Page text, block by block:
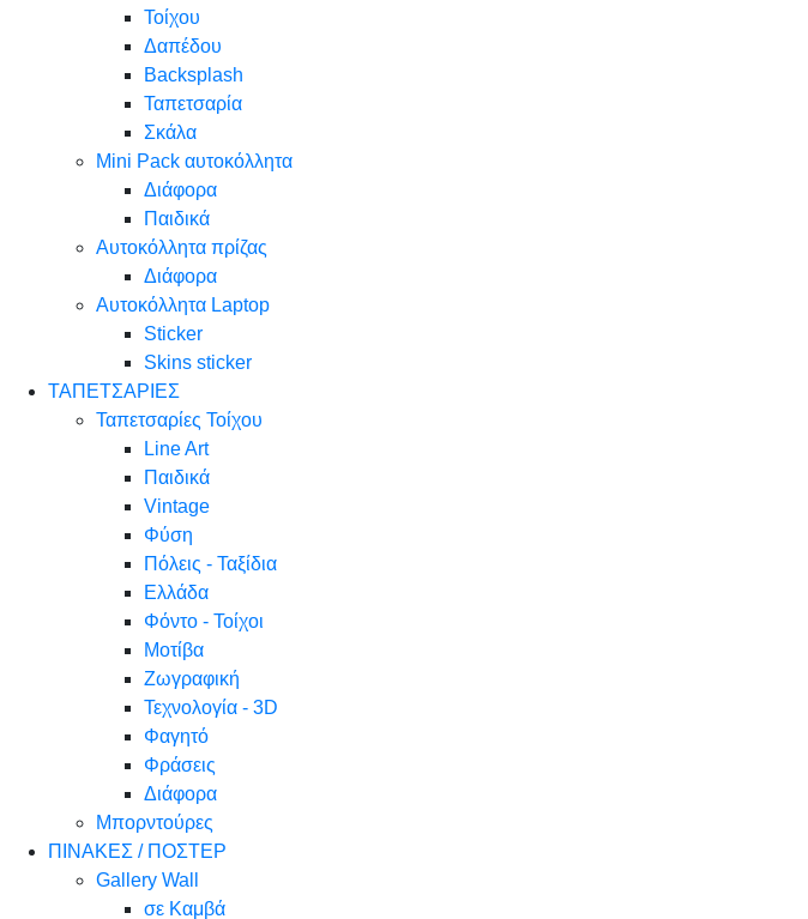
Τοίχου
Δαπέδου
Backsplash
Ταπετσαρία
Σκάλα
Mini Pack αυτοκόλλητα
Διάφορα
Παιδικά
Αυτοκόλλητα πρίζας
Διάφορα
Αυτοκόλλητα Laptop
Sticker
Skins sticker
ΤΑΠΕΤΣΑΡΙΕΣ
Ταπετσαρίες Τοίχου
Line Art
Παιδικά
Vintage
Φύση
Πόλεις - Ταξίδια
Ελλάδα
Φόντο - Τοίχοι
Μοτίβα
Ζωγραφική
Τεχνολογία - 3D
Φαγητό
Φράσεις
Διάφορα
Μπορντούρες
ΠΙΝΑΚΕΣ / ΠΟΣΤΕΡ
Gallery Wall
σε Καμβά